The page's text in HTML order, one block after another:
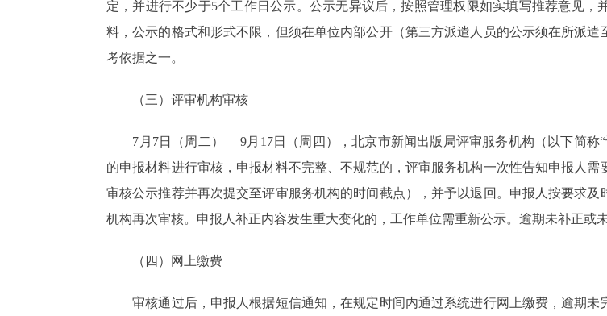
定，并进行不少于5个工作日公示。公示无异议后，按照管理权限如实填写推荐意见
料，公示的格式和形式不限，但须在单位内部公开（第三方派遣人员的公示须在所派
考依据之一。
（三）评审机构审核
7月7日（周二）— 9月17日（周四），北京市新闻出版局评审服务机构（以下简称“
的申报材料进行审核，申报材料不完整、不规范的，评审服务机构一次性告知申报人
审核公示推荐并再次提交至评审服务机构的时间截点），并予以退回。申报人按要求
机构再次审核。申报人补正内容发生重大变化的，工作单位需重新公示。逾期未补正或
（四）网上缴费
审核通过后，申报人根据短信通知，在规定时间内通过系统进行网上缴费，逾期未